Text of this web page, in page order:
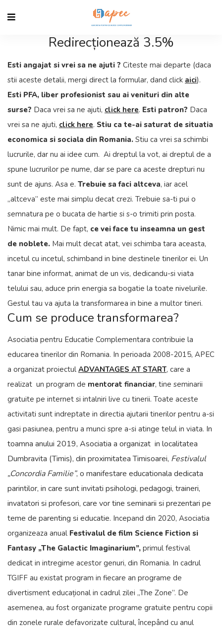
Redirecționează 3.5%
Esti angajat si vrei sa ne ajuti ? Citeste mai departe (daca
stii aceste detalii, mergi direct la formular, dand click aici).
Esti PFA, liber profesionist sau ai venituri din alte
surse? Daca vrei sa ne ajuti, click here. Esti patron? Daca
vrei sa ne ajuti, click here. Stiu ca te-ai saturat de situatia
economica si sociala din Romania. Stiu ca vrei sa schimbi
lucrurile, dar nu ai idee cum. Ai dreptul la vot, ai dreptul de a
spune lucrurilor pe nume, dar se pare ca aceste drepturi nu
sunt de ajuns. Asa e. Trebuie sa faci altceva, iar acel
„altceva” este mai simplu decat crezi. Trebuie sa-ti pui o
semnatura pe o bucata de hartie si s-o trimiti prin posta.
Nimic mai mult. De fapt, ce vei face tu inseamna un gest
de noblete. Mai mult decat atat, vei schimba tara aceasta,
incetul cu incetul, schimband in bine destinele tinerilor ei. Un
tanar bine informat, animat de un vis, dedicandu-si viata
telului sau, aduce prin energia sa bogatie la toate nivelurile.
Gestul tau va ajuta la transformarea in bine a multor tineri.
Cum se produce transformarea?
Asociatia pentru Educatie Complementara contribuie la
educarea tinerilor din Romania. In perioada 2008-2015, APEC
a organizat proiectul ADVANTAGES AT START, care a
realizat un program de mentorat financiar, tine seminarii
gratuite pe internet si intalniri live cu tinerii. Toate aceste
activitati sunt indreptate in directia ajutarii tinerilor pentru a-si
gasi pasiunea, pentru a munci spre a-si atinge telul in viata. In
toamna anului 2019, Asociatia a organizat in localitatea
Dumbravita (Timis), din proximitatea Timisoarei, Festivalul
„Concordia Familie”, o manifestare educationala dedicata
parintilor, in care sunt invitati psihologi, pedagogi, traineri,
invatatori si profesori, care vor tine seminarii si prezentari pe
teme de parenting si educatie. Incepand din 2020, Asociatia
organizeaza anual Festivalul de film Science Fiction si
Fantasy „The Galactic Imaginarium”, primul festival
dedicat in intregime acestor genuri, din Romania. In cadrul
TGIFF au existat program in fiecare an programe de
divertisment educațional in cadrul zilei „The Zone”. De
asemenea, au fost organizate programe gratuite pentru copii
din zonele rurale defavorizate cultural, începând cu anul